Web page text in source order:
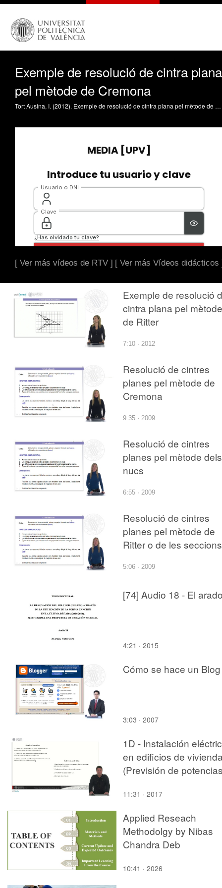
Exemple de resolució de cintra plana
pel mètode de Cremona
Tort Ausina, I. (2012). Exemple de resolució de cintra plana pel mètode de Cremona. https://riunet.upv.es/handle/10251/16318
[ Ver más vídeos de RTV ] [ Ver más Vídeos didácticos
Exemple de resolució
cintra plana pel mètode
de Ritter
7:10 · 2012
Resolució de cintres
planes pel mètode de
Cremona
9:35 · 2009
Resolució de cintres
planes pel mètode dels
nucs
6:55 · 2009
Resolució de cintres
planes pel mètode de
Ritter o de les seccions
5:06 · 2009
[74] Audio 18 - El
4:21 · 2015
Cómo se hace un Blog
3:03 · 2007
1D - Instalación
en edificios de
(Previsión de
11:31 · 2017
Applied Reseach
Methodolgy by Nibas
Chandra Deb
10:41 · 2026